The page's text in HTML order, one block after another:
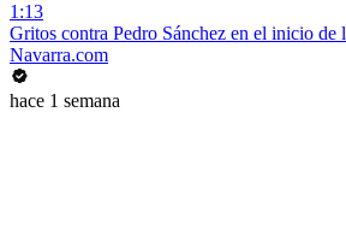
1:13
Gritos contra Pedro Sánchez en el inicio de
Navarra.com
hace 1 semana